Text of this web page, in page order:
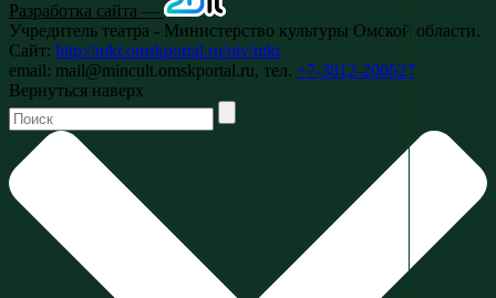
Разработка сайта —
Учредитель театра - Министерство культуры Омской области.
Сайт: http://mkt.omskportal.ru/oiv/mkt
email: mail@mincult.omskportal.ru, тел. +7-3812-200627
Вернуться наверх